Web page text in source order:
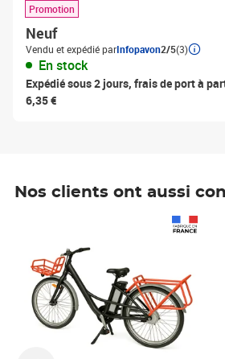
Promotion
Neuf
Vendu et expédié parInfopavon2/5(3)
En stock
Expédié sous 2 jours, frais de port à
6,35 €
Nos clients ont aussi